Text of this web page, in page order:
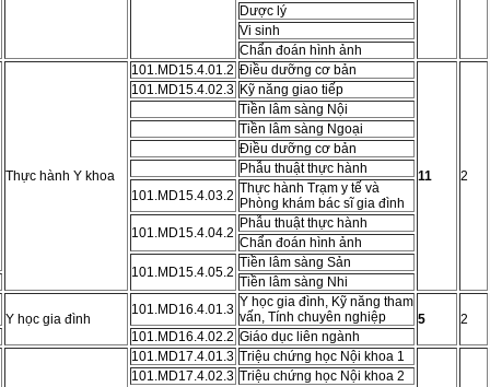
Dược lý
Vi sinh
Chẩn đoán hình ảnh
Thực hành Y khoa
101.MD15.4.01.2 Điều dưỡng cơ bản
11 2
101.MD15.4.02.3 Kỹ năng giao tiếp
Tiền lâm sàng Nội
Tiền lâm sàng Ngoại
Điều dưỡng cơ bản
Phẫu thuật thực hành
101.MD15.4.03.2 Thực hành Trạm y tế và
Phòng khám bác sĩ gia đình
101.MD15.4.04.2
Phẫu thuật thực hành
Chẩn đoán hình ảnh
101.MD15.4.05.2
Tiền lâm sàng Sản
Tiền lâm sàng Nhi
Y học gia đình
101.MD16.4.01.3 Y học gia đình, Kỹ năng tham
vấn, Tính chuyên nghiệp
5 2
101.MD16.4.02.2 Giáo dục liên ngành
101.MD17.4.01.3 Triệu chứng học Nội khoa 1
101.MD17.4.02.3 Triệu chứng học Nội khoa 2